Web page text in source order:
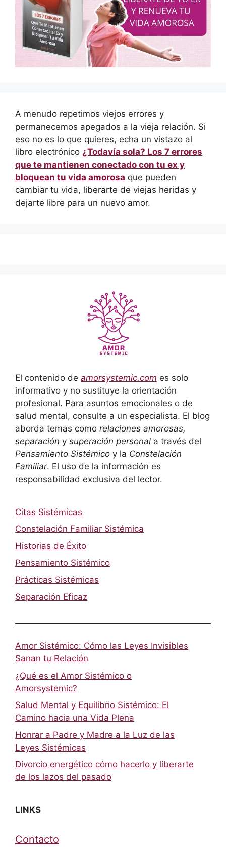
A menudo repetimos viejos errores y
permanecemos apegados a la vieja relación. Si
eso no es lo que quieres, echa un vistazo al
libro electrónico ¿Todavía sola? Los 7 errores
que te mantienen conectado con tu ex y
bloquean tu vida amorosa que pueden
cambiar tu vida, liberarte de viejas heridas y
dejarte libre para un nuevo amor.
El contenido de amorsystemic.com es solo
informativo y no sustituye la orientación
profesional. Para asuntos emocionales o de
salud mental, consulte a un especialista. El blog
aborda temas como relaciones amorosas,
separación y superación personal a través del
Pensamiento Sistémico y la Constelación
Familiar. El uso de la información es
responsabilidad exclusiva del lector.
Citas Sistémicas
Constelación Familiar Sistémica
Historias de Éxito
Pensamiento Sistémico
Prácticas Sistémicas
Separación Eficaz
Amor Sistémico: Cómo las Leyes Invisibles
Sanan tu Relación
¿Qué es el Amor Sistémico o
Amorsystemic?
Salud Mental y Equilibrio Sistémico: El
Camino hacia una Vida Plena
Honrar a Padre y Madre a la Luz de las
Leyes Sistémicas
Divorcio energético cómo hacerlo y liberarte
de los lazos del pasado
LINKS
Contacto